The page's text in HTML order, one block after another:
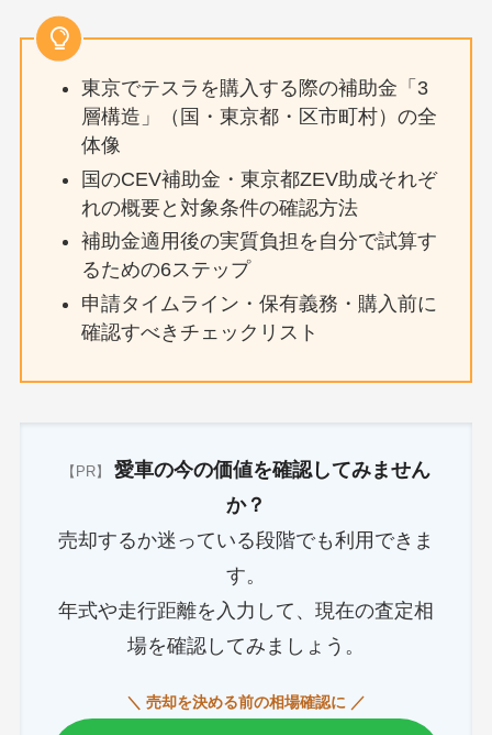
東京でテスラを購入する際の補助金「3
層構造」（国・東京都・区市町村）の全
体像
国のCEV補助金・東京都ZEV助成それぞ
れの概要と対象条件の確認方法
補助金適用後の実質負担を自分で試算す
るための6ステップ
申請タイムライン・保有義務・購入前に
確認すべきチェックリスト
【PR】
愛車の今の価値を確認してみません
か？
売却するか迷っている段階でも利用できま
す。
年式や走行距離を入力して、現在の査定相
場を確認してみましょう。
＼ 売却を決める前の相場確認に ／